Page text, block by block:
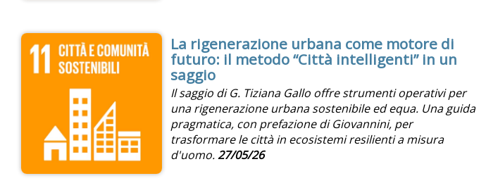
La rigenerazione urbana come motore di
futuro: il metodo “Città intelligenti” in un
saggio
Il saggio di G. Tiziana Gallo offre strumenti operativi per
una rigenerazione urbana sostenibile ed equa. Una guida
pragmatica, con prefazione di Giovannini, per
trasformare le città in ecosistemi resilienti a misura
d'uomo.27/05/26